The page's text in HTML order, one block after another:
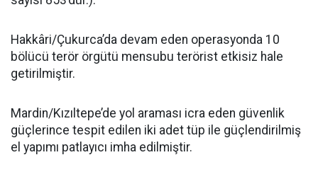
Hakkâri/Çukurca’da devam eden operasyonda 10
bölücü terör örgütü mensubu terörist etkisiz hale
getirilmiştir.
Mardin/Kızıltepe’de yol araması icra eden güvenlik
güçlerince tespit edilen iki adet tüp ile güçlendirilmiş
el yapımı patlayıcı imha edilmiştir.